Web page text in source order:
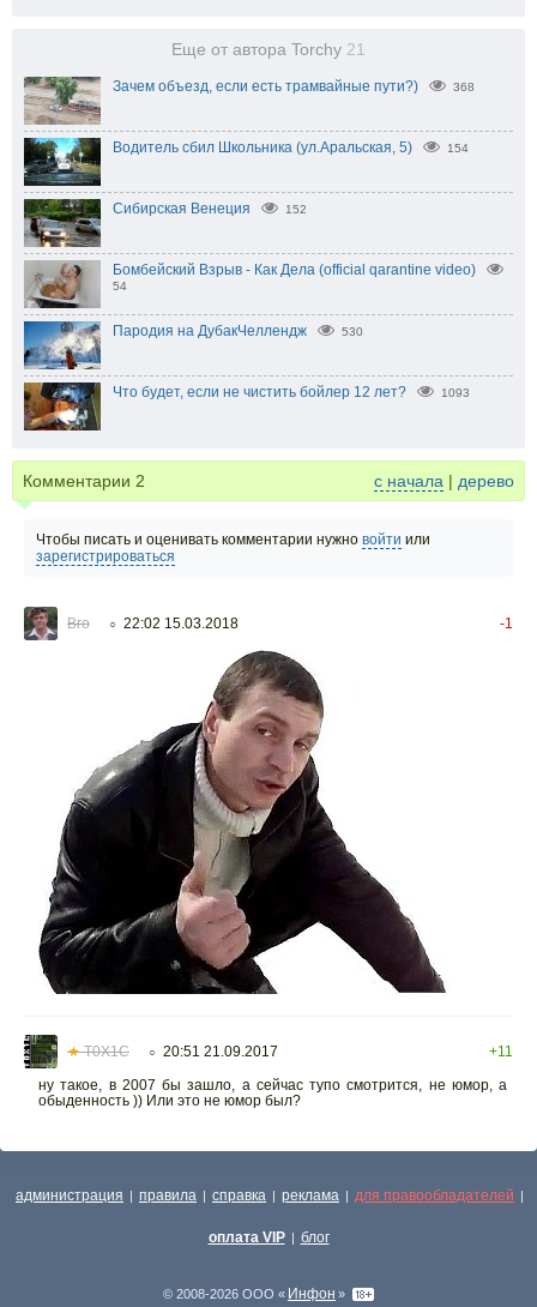
Еще от автора Torchy 21
Зачем объезд, если есть трамвайные пути?) 368
Водитель сбил Школьника (ул.Аральская, 5) 154
Сибирская Венеция 152
Бомбейский Взрыв - Как Дела (official qarantine video)
54
Пародия на ДубакЧеллендж 530
Что будет, если не чистить бойлер 12 лет? 1093
Комментарии 2 с начала | дерево
Чтобы писать и оценивать комментарии нужно войти или
зарегистрироваться
Вго ○ 22:02 15.03.2018 -1
★T0X1C ○ 20:51 21.09.2017
+11
ну такое, в 2007 бы зашло, а сейчас тупо смотрится, не юмор, а
обыденность )) Или это не юмор был?
администрация | правила | справка | реклама | для правообладателей |
оплата VIP | блог
© 2008-2026 ООО « Инфон »